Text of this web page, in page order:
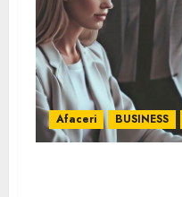
Afaceri BUSINESS